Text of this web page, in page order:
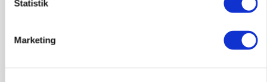
Statistik
Marketing